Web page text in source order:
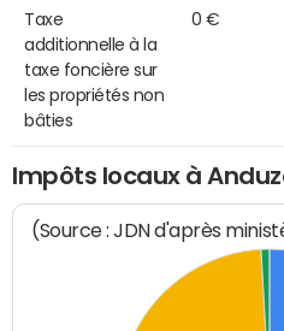
Taxe
additionnelle à la
taxe foncière sur
les propriétés non
bâties
0 €
Impôts locaux à
(Source : JDN d'après